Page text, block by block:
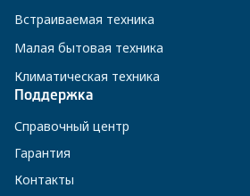
Встраиваемая техника
Малая бытовая техника
Климатическая техника
Поддержка
Справочный центр
Гарантия
Контакты